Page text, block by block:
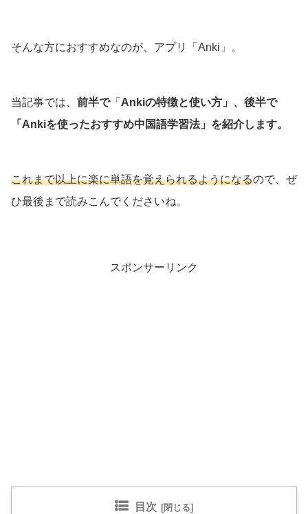
そんな方におすすめなのが、アプリ「Anki」。
当記事では、 前半で「 Ankiの特徴と使い方」、後半で
「Ankiを使ったおすすめ中国語学習法」を紹介します。
これまで以上に楽に単語を覚えられるようになるので、ぜ
ひ最後まで読みこんでくださいね。
スポンサーリンク
目次